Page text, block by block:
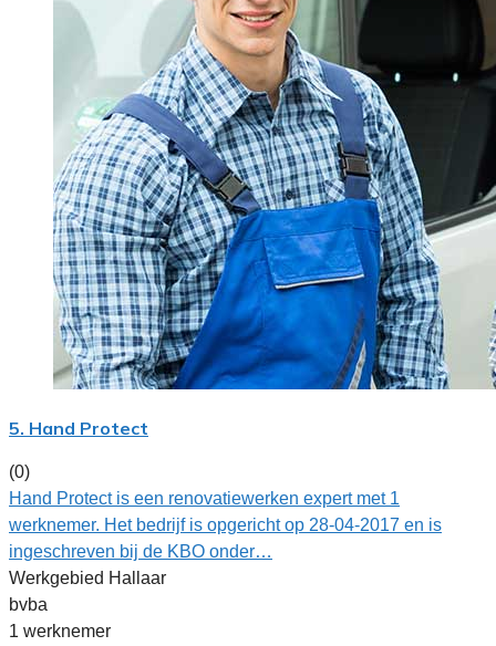
5. Hand Protect
(0)
Hand Protect is een renovatiewerken expert met 1
werknemer. Het bedrijf is opgericht op 28-04-2017 en is
ingeschreven bij de KBO onder…
Werkgebied Hallaar
bvba
1 werknemer